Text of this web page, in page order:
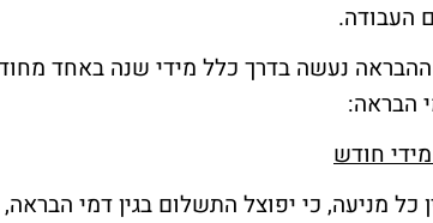
העבודה.
נעשה בדרך כלל מידי שנה באחד
הבראה:
חודש
כל מניעה, כי יפוצל התשלום בגין דמי